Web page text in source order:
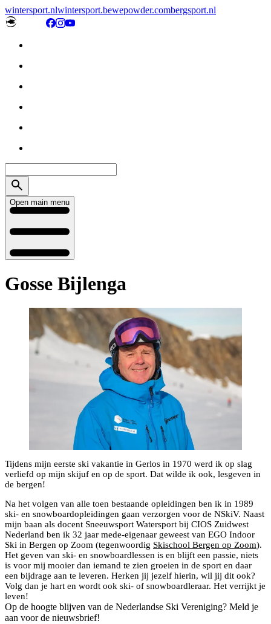
wintersport.nlwintersport.bewepowder.combergsport.nl
Open main menu
Gosse Bijlenga
Tijdens mijn eerste ski vakantie in Gerlos in 1970 werd ik op slag
verliefd op mijn skijuf en op de sport. Dat wilde ik ook, lesgeven in
de bergen!
Na het volgen van alle toen bestaande opleidingen ben ik in 1989
ski- en snowboardopleidingen gaan verzorgen voor de NSkiV. Naast
mijn baan als docent Sneeuwsport Watersport bij CIOS Zuidwest
Nederland ben ik 32 jaar mede-eigenaar geweest van EGO Indoor
Ski in Bergen op Zoom (tegenwoordig Skischool Bergen op Zoom).
Het geven van ski- en snowboardlessen is en blijft een passie, niets
is voor mij mooier dan iemand te zien groeien in de sport en daar
een bijdrage aan te leveren. Herken jij jezelf hierin, wil jij dit ook?
Volg dan je hart en wordt ook ski- of snowboardleraar. Het verrijkt je
leven!
Op de hoogte blijven van de Nederlandse Ski Vereniging? Meld je
aan voor de nieuwsbrief!